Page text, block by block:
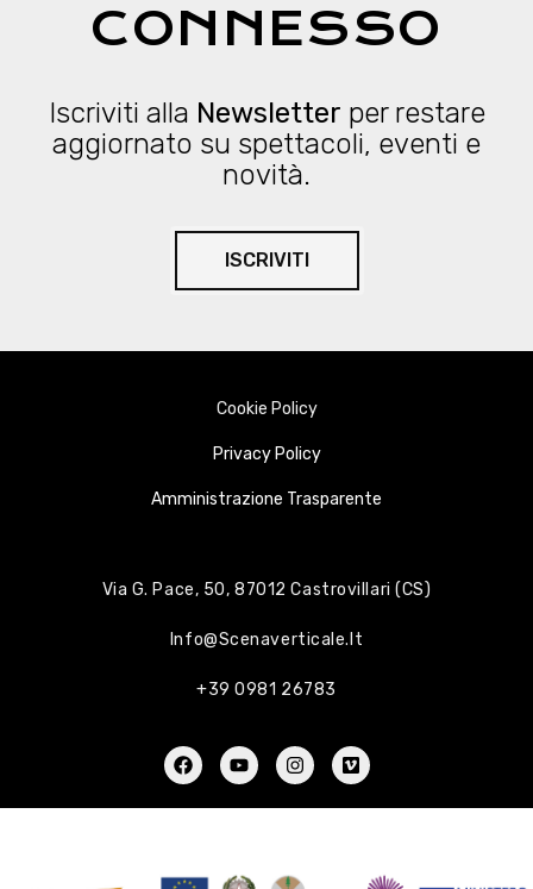
CONNESSO
Iscriviti alla Newsletter per restare
aggiornato su spettacoli, eventi e
novità.
ISCRIVITI
Cookie Policy
Privacy Policy
Amministrazione Trasparente
Via G. Pace, 50, 87012 Castrovillari (CS)
Info@scenaverticale.it
+39 0981 26783